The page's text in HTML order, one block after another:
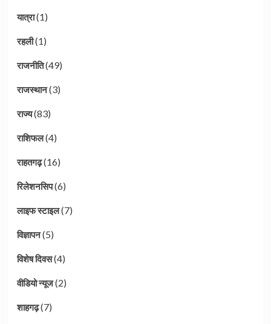
यात्रा(1)
रहली(1)
राजनीति(49)
राजस्थान(3)
राज्य(83)
राशिफल(4)
राहतगढ़(16)
रिलेशनसिप(6)
लाइफ स्टाइल(7)
विज्ञापन(5)
विशेष दिवस(4)
वीडियो न्यूज(2)
शाहगढ़(7)